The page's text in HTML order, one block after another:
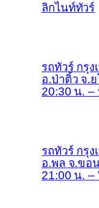
ลิกไนท์ทัวร์
รถทัวร์ กรุ
อ.ป่าติ้ว จ.ย
20:30 น. –
รถทัวร์ กรุ
อ.พล จ.ขอ
21:00 น. –